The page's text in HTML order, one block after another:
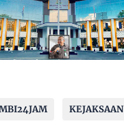
KEJAKSAAN